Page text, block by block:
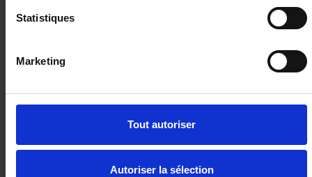
Statistiques
Marketing
Tout autoriser
Autoriser la sélection